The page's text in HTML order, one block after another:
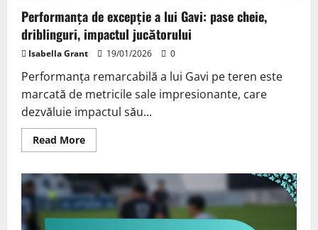
Performanța de excepție a lui Gavi: pase cheie,
driblinguri, impactul jucătorului
Isabella Grant 19/01/2026 0
Performanța remarcabilă a lui Gavi pe teren este
marcată de metricile sale impresionante, care
dezvăluie impactul său...
Read MoreRead
more
de
excepție
a
lui
Gavi: